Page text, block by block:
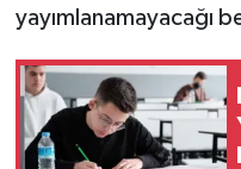
yayımlanamayacağı